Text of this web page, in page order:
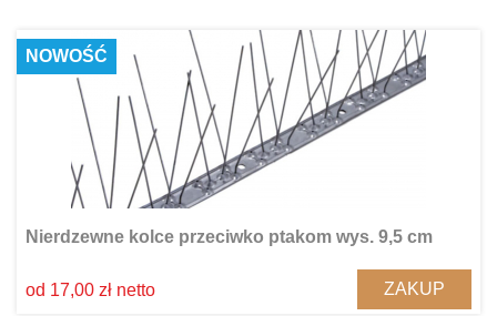
NOWOŚĆ
Nierdzewne kolce przeciwko ptakom wys. 9,5 cm
od 17,00 zł netto ZAKUP